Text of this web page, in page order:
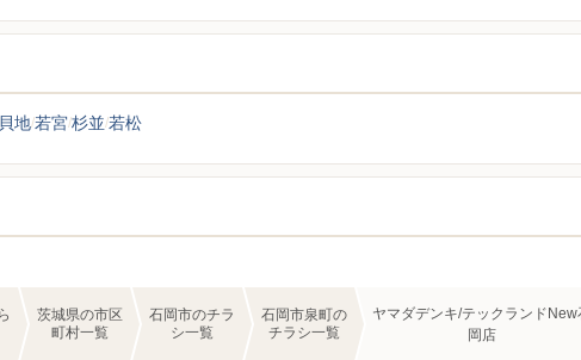
貝地若宮杉並 若松
茨城県の市区
町村一覧
石岡市のチラ
シ一覧
石岡市泉町の
チラシ一覧
ヤマダデンキ/テックランドNew
岡店